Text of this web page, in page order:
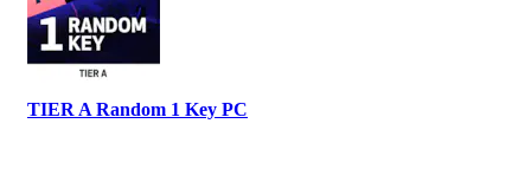
TIER A Random 1 Key PC